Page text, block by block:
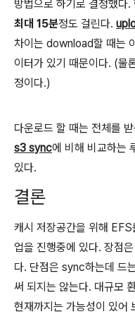
방법으로 하기로 결정했다.
최대 15분정도 걸린다.
차이는 download할 때는
이터가 있기 때문이다. (물
정이다.)
다운로드 할 때는 전체를
s3 sync에 비해 비교하는
있다.
결론
캐시 저장공간을 위해
업을 진행중에 있다. 장점
다. 단점은 sync하는데 드
써 되지는 않는다. 대규모
현재까지는 가능성이 있어